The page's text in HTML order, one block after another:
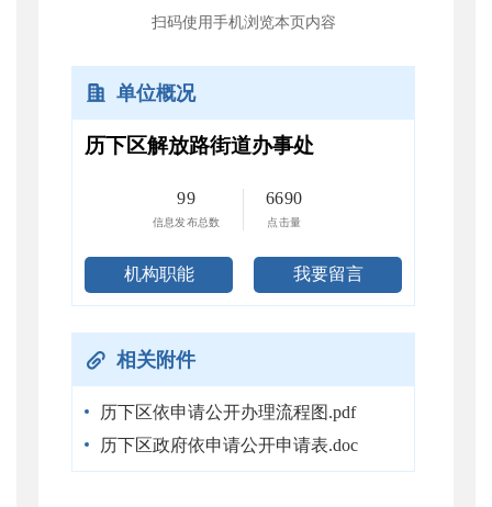
扫码使用手机浏览本页内容
单位概况
历下区解放路街道办事处
99
信息发布总数
6690
点击量
机构职能 我要留言
相关附件
历下区依申请公开办理流程图.pdf
历下区政府依申请公开申请表.doc